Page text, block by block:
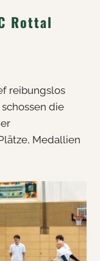
Rottal
reibungslos
die
Medallien